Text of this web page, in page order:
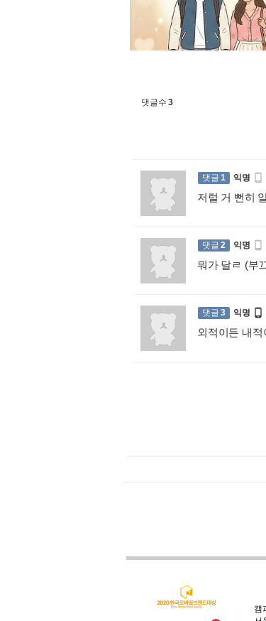
댓글수3
댓글1 익명 
저럴 거 뻔히
댓글2 익명 
뭐가 달ㄹ (부
댓글3 익명 
외적이든 내
캠